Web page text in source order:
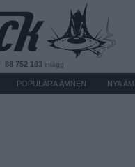
88 752 183 inlägg
POPULÄRA ÄMNEN NYA